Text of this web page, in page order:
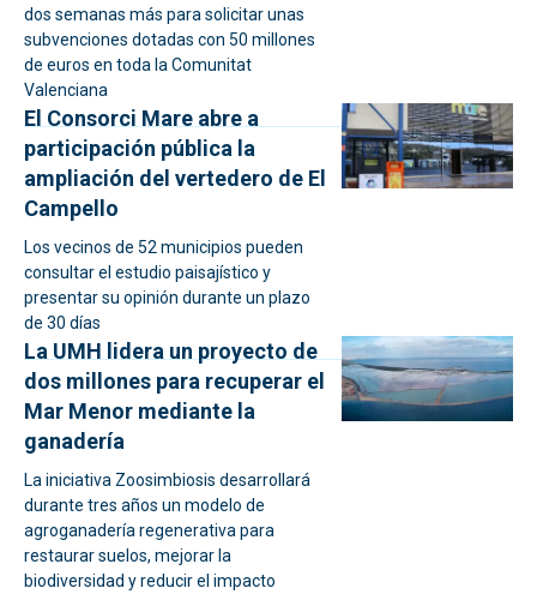
dos semanas más para solicitar unas
subvenciones dotadas con 50 millones
de euros en toda la Comunitat
Valenciana
El Consorci Mare abre a
participación pública la
ampliación del vertedero de El
Campello
Los vecinos de 52 municipios pueden
consultar el estudio paisajístico y
presentar su opinión durante un plazo
de 30 días
La UMH lidera un proyecto de
dos millones para recuperar el
Mar Menor mediante la
ganadería
La iniciativa Zoosimbiosis desarrollará
durante tres años un modelo de
agroganadería regenerativa para
restaurar suelos, mejorar la
biodiversidad y reducir el impacto